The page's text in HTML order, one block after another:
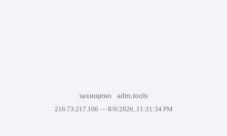
захищено adm.tools
216.73.217.106 — 8/6/2026, 11:21:34 PM